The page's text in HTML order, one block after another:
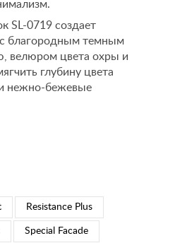
SL-0719 создает
благородным темным
велюром цвета охры и
глубину цвета
нежно-бежевые
Resistance Plus
Special Faсade